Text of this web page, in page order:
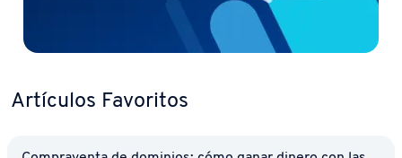
Artículos Favoritos